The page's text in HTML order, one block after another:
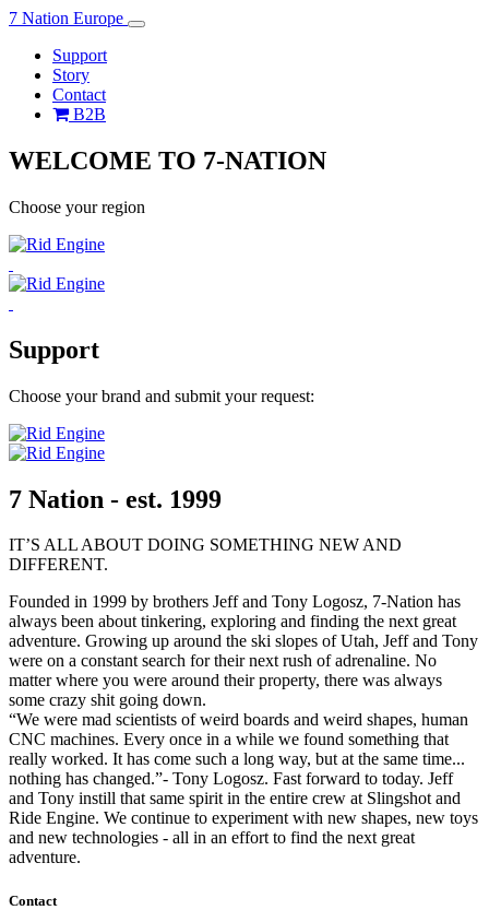
7 Nation Europe
Support
Story
Contact
B2B
WELCOME TO 7-NATION
Choose your region
Support
Choose your brand and submit your request:
7 Nation - est. 1999
IT’S ALL ABOUT DOING SOMETHING NEW AND
DIFFERENT.
Founded in 1999 by brothers Jeff and Tony Logosz, 7-Nation has
always been about tinkering, exploring and finding the next great
adventure. Growing up around the ski slopes of Utah, Jeff and Tony
were on a constant search for their next rush of adrenaline. No
matter where you were around their property, there was always
some crazy shit going down.
“We were mad scientists of weird boards and weird shapes, human
CNC machines. Every once in a while we found something that
really worked. It has come such a long way, but at the same time...
nothing has changed.”- Tony Logosz. Fast forward to today. Jeff
and Tony instill that same spirit in the entire crew at Slingshot and
Ride Engine. We continue to experiment with new shapes, new toys
and new technologies - all in an effort to find the next great
adventure.
Contact